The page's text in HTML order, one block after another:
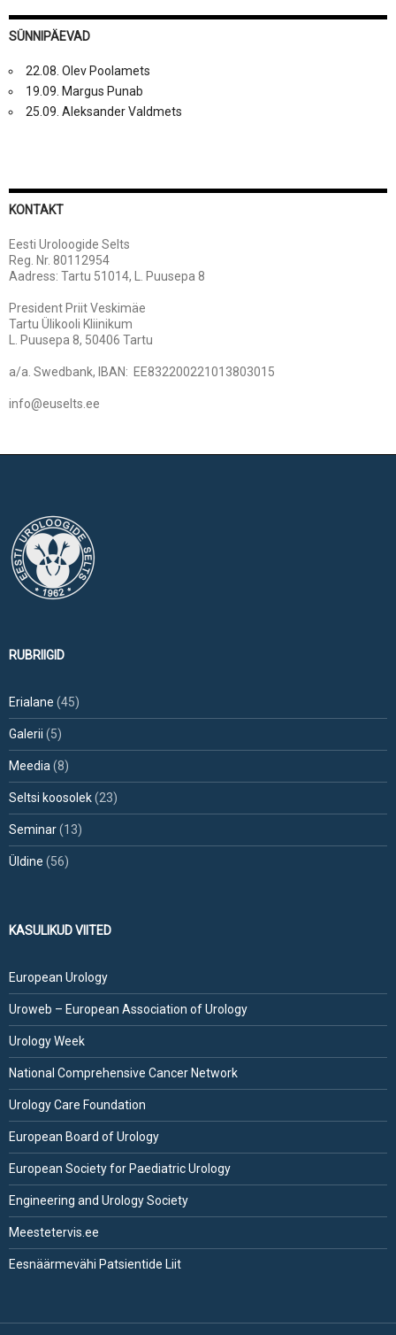
SÜNNIPÄEVAD
22.08. Olev Poolamets
19.09. Margus Punab
25.09. Aleksander Valdmets
KONTAKT
Eesti Uroloogide Selts
Reg. Nr. 80112954
Aadress: Tartu 51014, L. Puusepa 8
President Priit Veskimäe
Tartu Ülikooli Kliinikum
L. Puusepa 8, 50406 Tartu
a/a. Swedbank, IBAN: EE832200221013803015
info@euselts.ee
RUBRIIGID
Erialane (45)
Galerii (5)
Meedia(8)
Seltsi koosolek(23)
Seminar(13)
Üldine (56)
KASULIKUD VIITED
European Urology
Uroweb – European Association of Urology
Urology Week
National Comprehensive Cancer Network
Urology Care Foundation
European Board of Urology
European Society for Paediatric Urology
Engineering and Urology Society
Meestetervis.ee
Eesnäärmevähi Patsientide Liit